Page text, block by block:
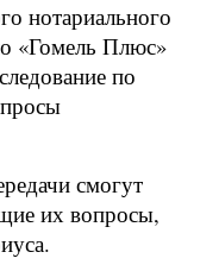
нотариального
«Гомель Плюс»
по
смогут
их вопросы,